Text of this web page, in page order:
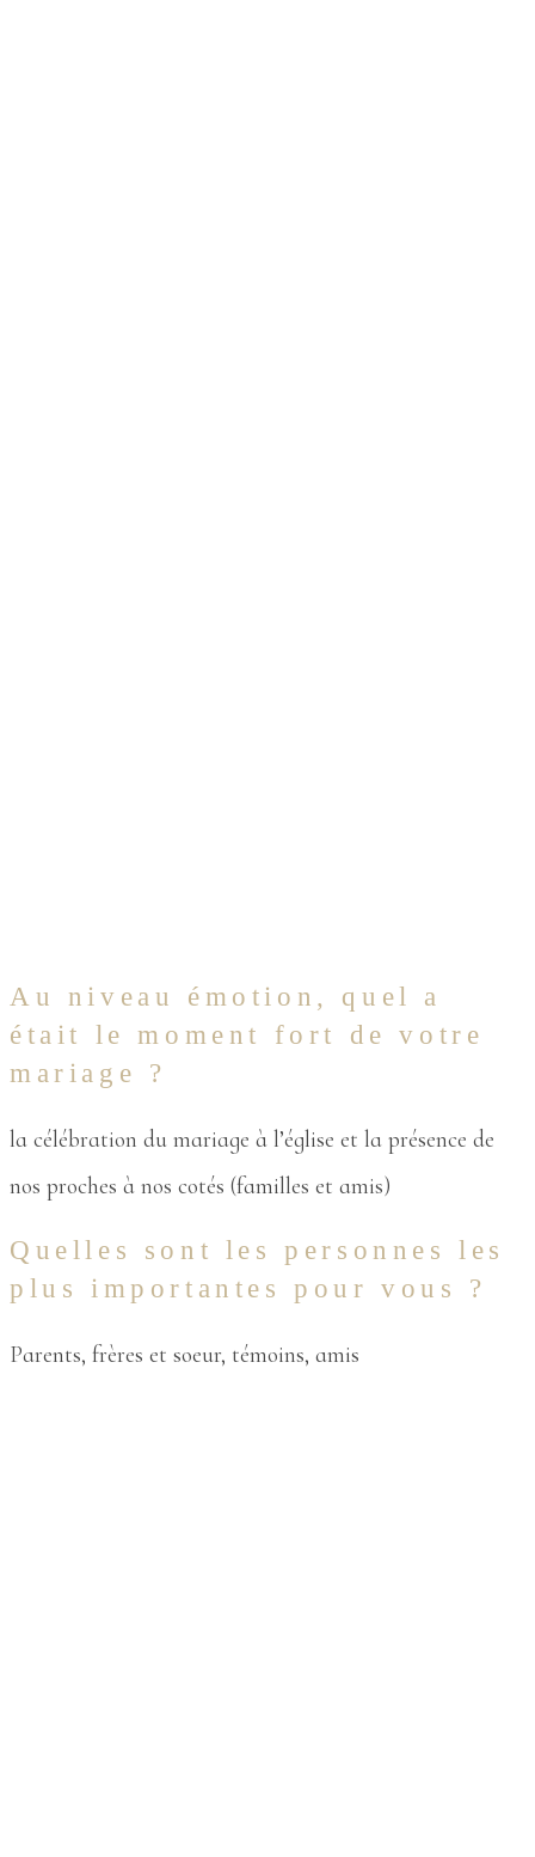
Au niveau émotion, quel a
était le moment fort de votre
mariage ?
la célébration du mariage à l’église et la présence de
nos proches à nos cotés (familles et amis)
Quelles sont les personnes les
plus importantes pour vous ?
Parents, frères et soeur, témoins, amis